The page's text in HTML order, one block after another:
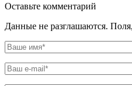
Оставьте комментарий
Данные не разглашаются.